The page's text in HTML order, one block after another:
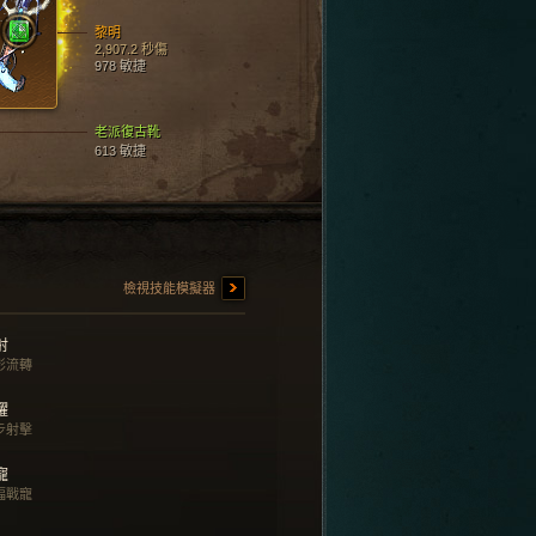
老派復古靴
613 敏捷
黎明
2,907.2 秒傷
978 敏捷
檢視技能模擬器
流轉
射擊
戰寵